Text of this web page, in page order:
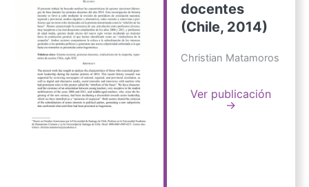
docentes
(Chile, 2014)
Christian Matamoros
Ver publicación
→